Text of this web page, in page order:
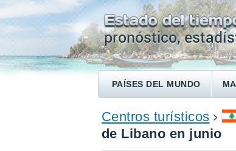
PAÍSES DEL MUNDO
ENCONTRAR UN HOTEL
Centros turísticos
de Libano en junio